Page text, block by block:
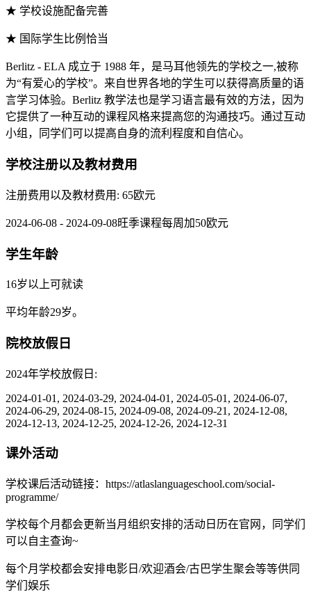
★ 学校设施配备完善
★ 国际学生比例恰当
Berlitz - ELA 成立于 1988 年，是马耳他领先的学校之一,被称
为“有爱心的学校”。来自世界各地的学生可以获得高质量的语
言学习体验。Berlitz 教学法也是学习语言最有效的方法，因为
它提供了一种互动的课程风格来提高您的沟通技巧。通过互动
小组，同学们可以提高自身的流利程度和自信心。
学校注册以及教材费用
注册费用以及教材费用: 65欧元
2024-06-08 - 2024-09-08旺季课程每周加50欧元
学生年龄
16岁以上可就读
平均年龄29岁。
院校放假日
2024年学校放假日:
2024-01-01, 2024-03-29, 2024-04-01, 2024-05-01, 2024-06-07,
2024-06-29, 2024-08-15, 2024-09-08, 2024-09-21, 2024-12-08,
2024-12-13, 2024-12-25, 2024-12-26, 2024-12-31
课外活动
学校课后活动链接：https://atlaslanguageschool.com/social-
programme/
学校每个月都会更新当月组织安排的活动日历在官网，同学们
可以自主查询~
每个月学校都会安排电影日/欢迎酒会/古巴学生聚会等等供同
学们娱乐